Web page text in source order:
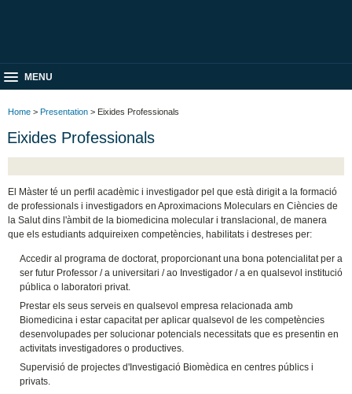
MENU
Home > Presentation > Eixides Professionals
Eixides Professionals
El Màster té un perfil acadèmic i investigador pel que està dirigit a la formació
de professionals i investigadors en Aproximacions Moleculars en Ciències de
la Salut dins l'àmbit de la biomedicina molecular i translacional, de manera
que els estudiants adquireixen competències, habilitats i destreses per:
Accedir al programa de doctorat, proporcionant una bona potencialitat per a
ser futur Professor / a universitari / ao Investigador / a en qualsevol institució
pública o laboratori privat.
Prestar els seus serveis en qualsevol empresa relacionada amb
Biomedicina i estar capacitat per aplicar qualsevol de les competències
desenvolupades per solucionar potencials necessitats que es presentin en
activitats investigadores o productives.
Supervisió de projectes d'Investigació Biomèdica en centres públics i
privats.